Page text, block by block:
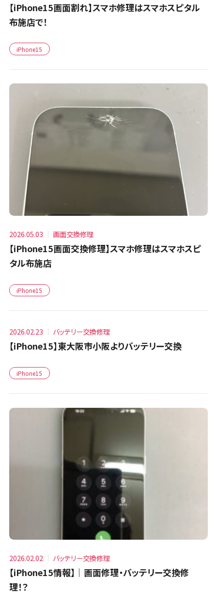
【iPhone15画面割れ】スマホ修理はスマホスピタル
布施店で！
iPhone15
2026.05.03 画面交換修理
【iPhone15画面交換修理】スマホ修理はスマホスピ
タル布施店
iPhone15
2026.02.23 バッテリー交換修理
【iPhone15】東大阪市小阪よりバッテリー交換
iPhone15
2026.02.02 バッテリー交換修理
【iPhone15情報】｜画面修理・バッテリー交換修
理！？